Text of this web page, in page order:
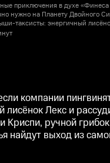
приключения в духе «Финеса
нужно на Планету Двойного
таксисты: энергичный
уголкам Вселенной.
компании
Лекс и
ручной
выход из